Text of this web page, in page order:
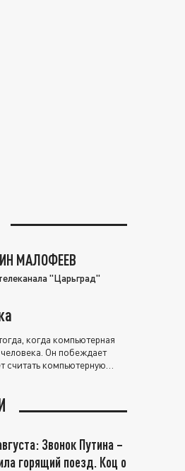
МАЛОФЕЕВ
"Царьград"
когда компьютерная
Он побеждает
считать компьютерную
Звонок Путина –
горящий поезд. Коц о